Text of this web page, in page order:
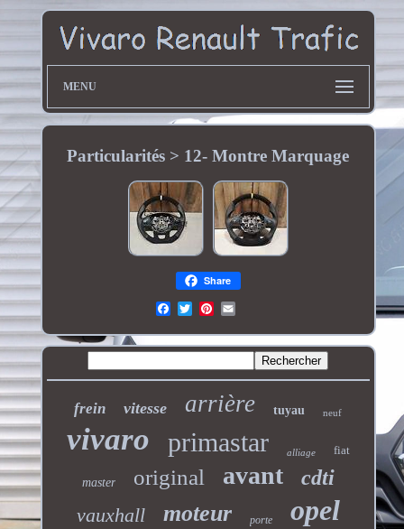
MENU
Particularités > 12- Montre Marquage
Share
frein vitesse arrière tuyau neuf
vivaro primastar alliage fiat
master original avant cdti
vauxhall moteur porte opel